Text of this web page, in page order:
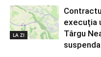
LA ZI
execuția
Târgu